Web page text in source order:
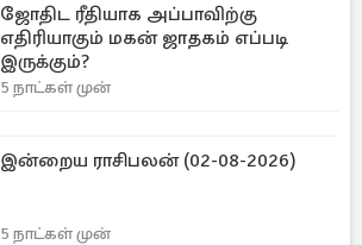
ஜோதிட ரீதியாக அப்பாவிற்கு
எதிரியாகும் மகன் ஜாதகம் எப்படி
இருக்கும்?
5 நாட்கள் முன்
இன்றைய ராசிபலன் (02-08-2026)
5 நாட்கள் முன்